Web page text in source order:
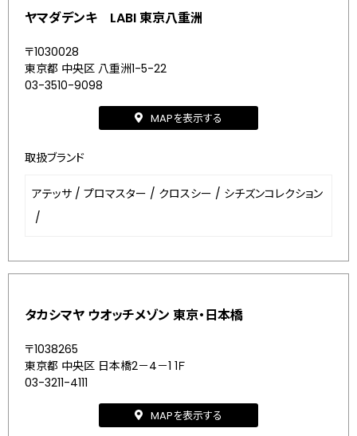
ヤマダデンキ LABI 東京八重洲
〒1030028
東京都 中央区 八重洲1-5-22
03-3510-9098
MAPを表示する
取扱ブランド
アテッサ / プロマスター / クロスシー / シチズンコレクション
/
タカシマヤ ウオッチメゾン 東京・日本橋
〒1038265
東京都 中央区 日本橋2－4－1 1Ｆ
03-3211-4111
MAPを表示する